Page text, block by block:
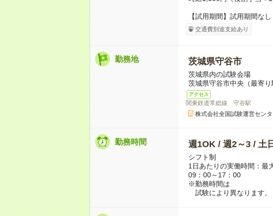
【試用期間】試用期間なし
交通費別途支給あり
勤務地 茨城県守谷市
茨城県内の試験会場
茨城県守谷市中央（最寄り
アクセス
関東鉄道常総線 守谷駅
株式会社全国試験運営セン
勤務時間 週1OK / 週2～3 / 土
シフト制
1日あたりの実働時間：最
09：00～17：00
※勤務時間は
試験により異なります。